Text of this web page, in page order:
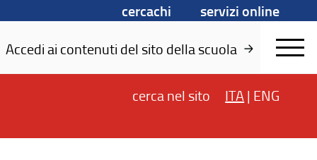
cercachi
servizi online
Accedi ai contenuti del sito della scuola
cerca nel sito ITA | ENG